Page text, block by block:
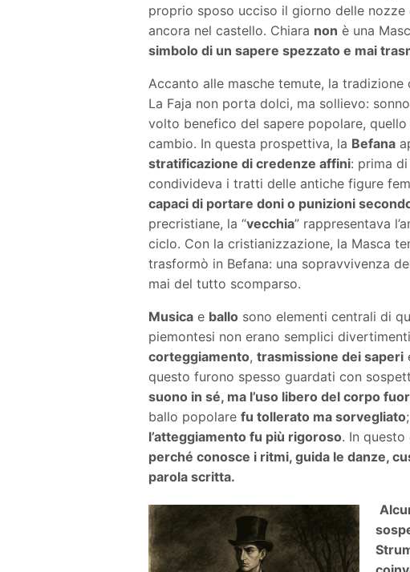
proprio sposo ucciso il giorno delle
ancora nel castello. Chiara non è una
simbolo di un sapere spezzato e mai
Accanto alle masche temute, la tradizione
La Faja non porta dolci, ma sollievo:
volto benefico del sapere popolare,
cambio. In questa prospettiva, la Befana
stratificazione di credenze affini: prima
condivideva i tratti delle antiche figure
capaci di portare doni o punizioni
precristiane, la “vecchia” rappresentava
ciclo. Con la cristianizzazione, la Masca
trasformò in Befana: una sopravvivenza
mai del tutto scomparso.
Musica e ballo sono elementi centrali di
piemontesi non erano semplici
corteggiamento,trasmissione dei saperi
questo furono spesso guardati con
suono in sé, ma l’uso libero del corpo
ballo popolarefu tollerato ma sorvegliato;
l’atteggiamento fu più rigoroso. In questo
perché conosce i ritmi, guida le danze,
parola scritta.